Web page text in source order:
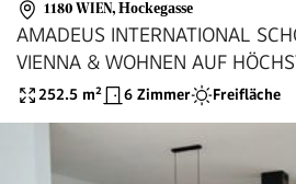
1180 WIEN, Hockegasse
AMADEUS INTERNATIONAL
VIENNA & WOHNEN AUF
NIVEAU - EXKLUSIVE
252.5 m² 6 Zimmer Freifläche